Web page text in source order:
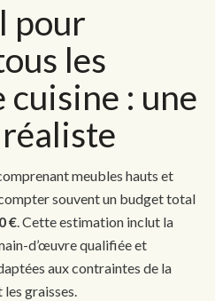
pour
les
cuisine : une
meubles hauts et
souvent un budget total
€. Cette estimation inclut la
d’œuvre qualifiée et
aux contraintes de la
les graisses.